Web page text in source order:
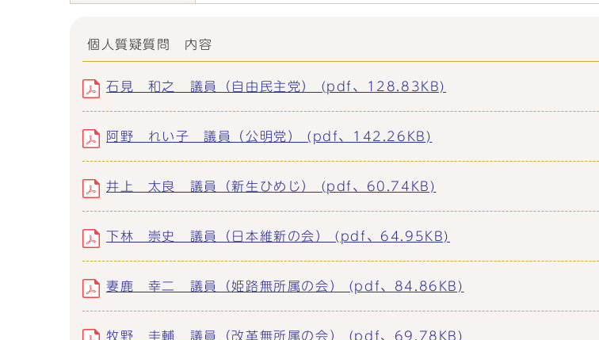
個人質疑質問 内容
石見 和之 議員（自由民主党） (pdf、128.83KB)
阿野 れい子 議員（公明党） (pdf、142.26KB)
井上 太良 議員（新生ひめじ） (pdf、60.74KB)
下林 崇史 議員（日本維新の会） (pdf、64.95KB)
妻鹿 幸二 議員（姫路無所属の会） (pdf、84.86KB)
牧野 圭輔 議員（改革無所属の会） (pdf、69.78KB)